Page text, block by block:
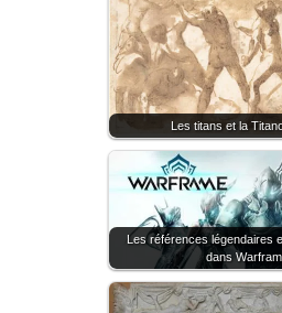
Les titans et la
Les références légendaires
dans